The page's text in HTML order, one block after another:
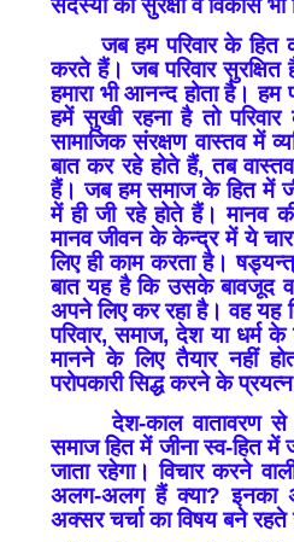
सदस्यों की सुरक्षा व विकास भी
जब हम परिवार के हित
करते हैं। जब परिवार सुरक्षित
हमारा भी आनन्द होता है।
हमें सुखी रहना है तो
सामाजिक संरक्षण वास्तव में
बात कर रहे होते हैं, तब
हैं। जब हम समाज के हित में
में ही जी रहे होते हैं। मानव
मानव जीवन के केन्द्र में ये
लिए ही काम करता है।
बात यह है कि उसके बावजूद
अपने लिए कर रहा है। वह यह
परिवार, समाज, देश या धर्म
मानने के लिए तैयार नहीं
परोपकारी सिद्ध करने के
देश-काल वातावरण से
समाज हित में जीना स्व-हित में
जाता रहेगा। विचार करने
अलग-अलग हैं क्या? इनका
अक्सर चर्चा का विषय बने